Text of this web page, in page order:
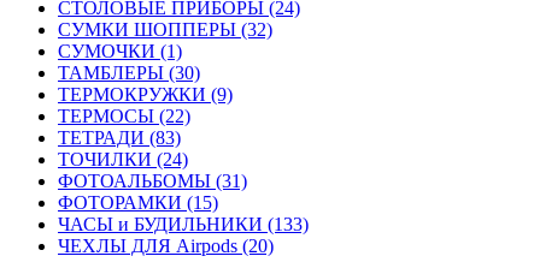
СТОЛОВЫЕ ПРИБОРЫ (24)
СУМКИ ШОППЕРЫ (32)
СУМОЧКИ (1)
ТАМБЛЕРЫ (30)
ТЕРМОКРУЖКИ (9)
ТЕРМОСЫ (22)
ТЕТРАДИ (83)
ТОЧИЛКИ (24)
ФОТОАЛЬБОМЫ (31)
ФОТОРАМКИ (15)
ЧАСЫ и БУДИЛЬНИКИ (133)
ЧЕХЛЫ ДЛЯ Airpods (20)